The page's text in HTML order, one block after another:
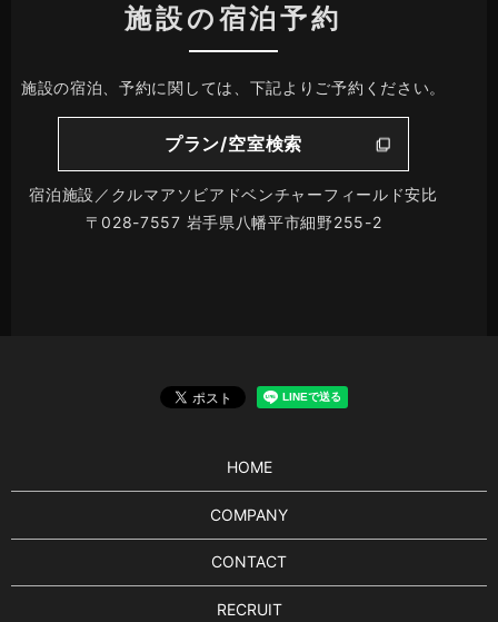
施設の宿泊予約
施設の宿泊、予約に関しては、下記よりご予約ください。
プラン/空室検索
宿泊施設／クルマアソビアドベンチャーフィールド安比
〒028-7557 岩手県八幡平市細野255-2
HOME
COMPANY
CONTACT
RECRUIT